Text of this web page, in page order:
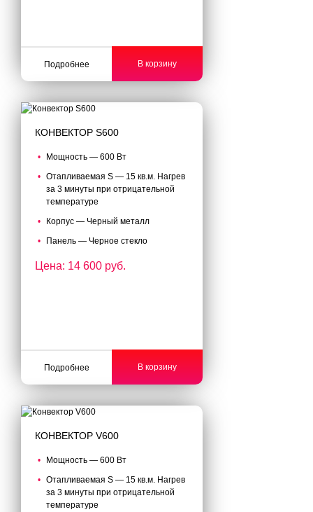
Подробнее В корзину
КОНВЕКТОР S600
Мощность — 600 Вт
Отапливаемая S — 15 кв.м. Нагрев
за 3 минуты при отрицательной
температуре
Корпус — Черный металл
Панель — Черное стекло
Цена: 14 600 руб.
Подробнее В корзину
КОНВЕКТОР V600
Мощность — 600 Вт
Отапливаемая S — 15 кв.м. Нагрев
за 3 минуты при отрицательной
температуре